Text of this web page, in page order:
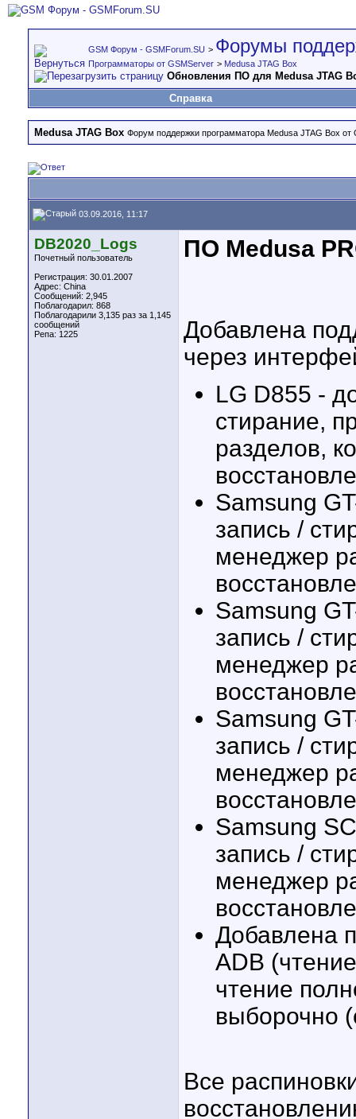
GSM Форум - GSMForum.SU > Форумы
Программаторы от GSMServer > Medusa JTAG Box
Обновления ПО для Medusa JTAG
Справка
Medusa JTAG Box Форум поддержки программатора Medusa JTAG Box от
03.09.2016, 11:17
DB2020_Logs
Почетный пользователь
Регистрация: 30.01.2007
Адрес: China
Сообщений: 2,945
Поблагодарил: 868
Поблагодарили 3,135 раз за 1,145
сообщений
Репа: 1225
ПО Medusa
Добавлена
через
LG D855 -
стирание,
разделов,
Samsung
запись /
менеджер
Samsung
запись /
менеджер
Samsung
запись /
менеджер
Samsung
запись /
менеджер
Добавлена
ADB
чтение
выборочно
Все